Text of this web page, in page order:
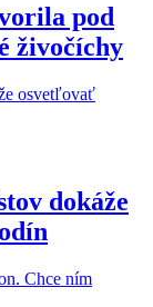
pod
živočíchy
dokáže